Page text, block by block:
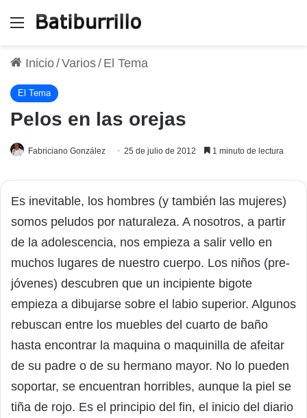
Menú
Inicio/Varios/ El Tema
El Tema
Pelos en las orejas
Fabriciano González 25 de julio de 2012 1 minuto de lectura
Es inevitable, los hombres (y también las mujeres)
somos peludos por naturaleza. A nosotros, a partir
de la adolescencia, nos empieza a salir vello en
muchos lugares de nuestro cuerpo. Los niños (pre-
jóvenes) descubren que un incipiente bigote
empieza a dibujarse sobre el labio superior. Algunos
rebuscan entre los muebles del cuarto de baño
hasta encontrar la maquina o maquinilla de afeitar
de su padre o de su hermano mayor. No lo pueden
soportar, se encuentran horribles, aunque la piel se
tiña de rojo. Es el principio del fin, el inicio del diario